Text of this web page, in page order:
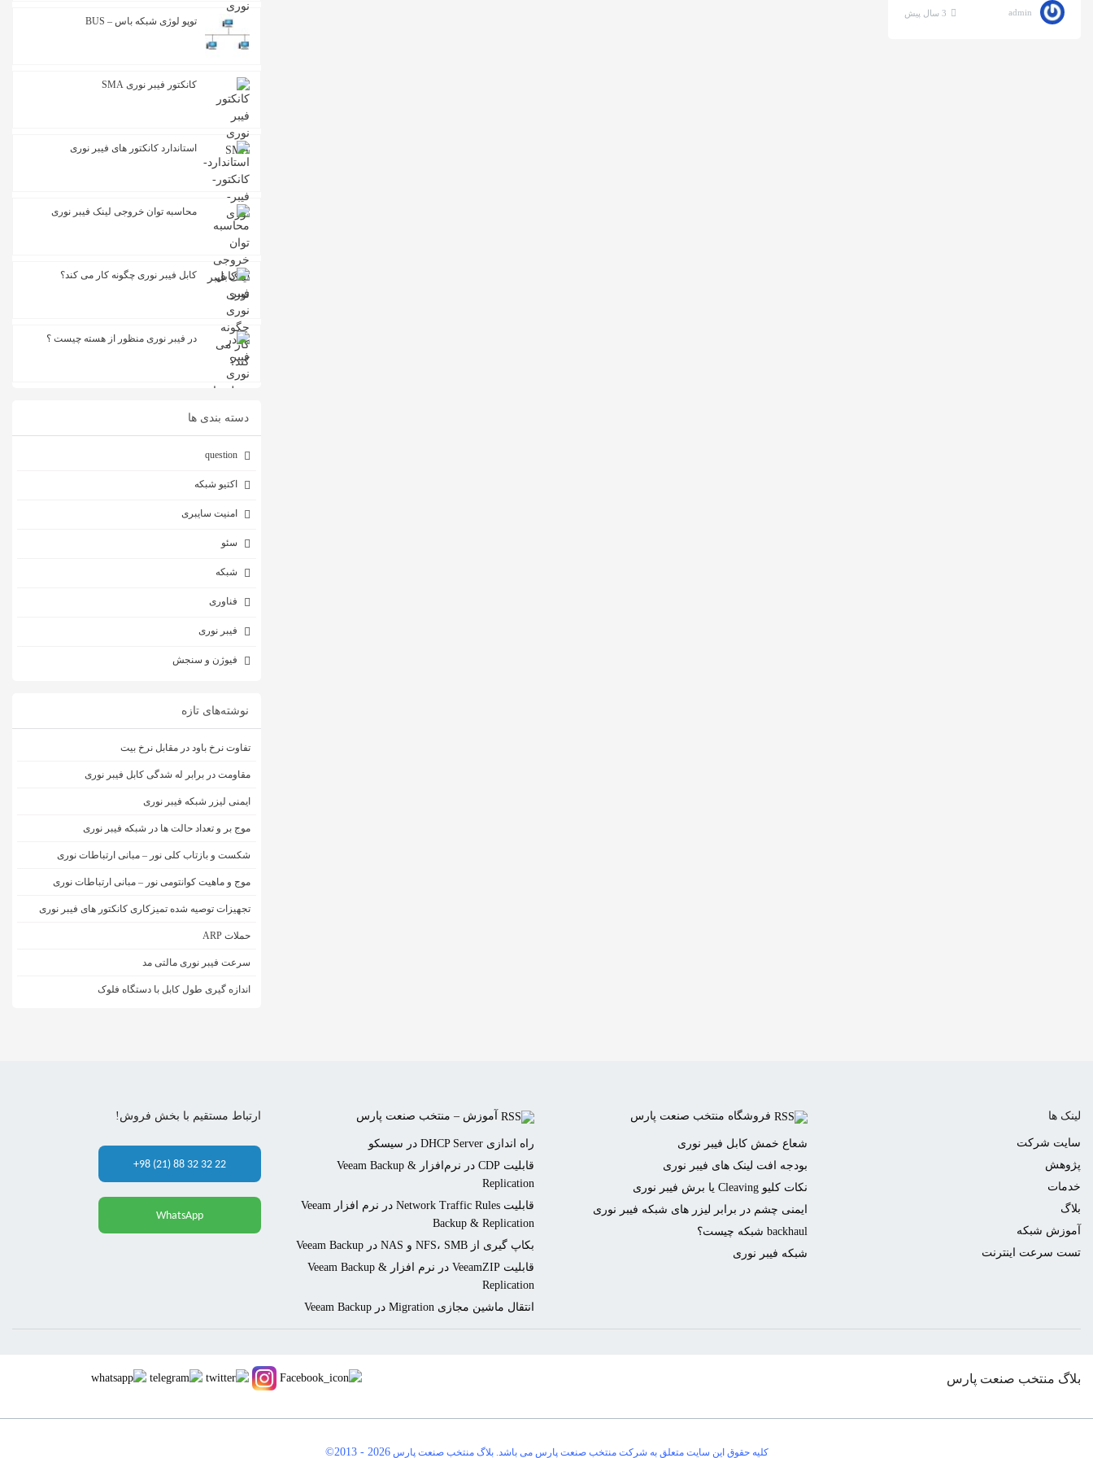
admin 3 سال پیش
توپو لوژی شبکه باس – BUS
کانکتور فیبر نوری SMA
استاندارد کانکتور های فیبر نوری
محاسبه توان خروجی لینک فیبر نوری
کابل فیبر نوری چگونه کار می کند؟
در فیبر نوری منظور از هسته چیست ؟
دسته بندی ها
question
اکتیو شبکه
امنیت سایبری
سئو
شبکه
فناوری
فیبر نوری
فیوژن و سنجش
نوشته‌های تازه
تفاوت نرخ باود در مقابل نرخ بیت
مقاومت در برابر له شدگی کابل فیبر نوری
ایمنی لیزر شبکه فیبر نوری
موج بر و تعداد حالت ها در شبکه فیبر نوری
شکست و بازتاب کلی نور – مبانی ارتباطات نوری
موج و ماهیت کوانتومی نور – مبانی ارتباطات نوری
تجهیزات توصیه شده تمیزکاری کانکتور های فیبر نوری
حملات ARP
سرعت فیبر نوری مالتی مد
اندازه گیری طول کابل با دستگاه فلوک
لینک ها
سایت شرکت
پژوهش
خدمات
بلاگ
آموزش شبکه
تست سرعت اینترنت
فروشگاه منتخب صنعت پارس
شعاع خمش کابل فیبر نوری
بودجه افت لینک های فیبر نوری
نکات کلیو Cleaving یا برش فیبر نوری
ایمنی چشم در برابر لیزر های شبکه فیبر نوری
backhaul شبکه چیست؟
شبکه فیبر نوری
آموزش – منتخب صنعت پارس
راه اندازی DHCP Server در سیسکو
قابلیت CDP در نرم‌افزار Veeam Backup &
Replication
قابلیت Network Traffic Rules در نرم افزار Veeam
Backup & Replication
بکاپ گیری از NFS، SMB و NAS در Veeam Backup
قابلیت VeeamZIP در نرم افزار Veeam Backup &
Replication
انتقال ماشین مجازی Migration در Veeam Backup
ارتباط مستقیم با بخش فروش!
+98 (21) 88 32 32 22
WhatsApp
بلاگ منتخب صنعت پارس
کلیه حقوق این سایت متعلق به شرکت منتخب صنعت پارس می باشد. بلاگ منتخب صنعت پارس ©2013 - 2026